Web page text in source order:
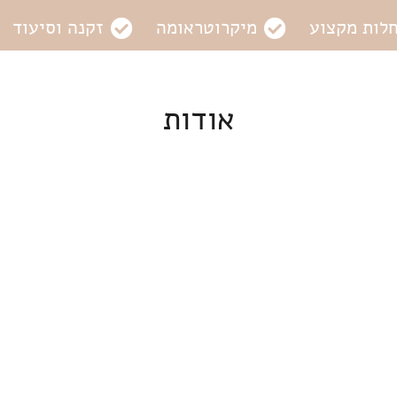
מקצוע מיקרוטראומה זקנה וסיעוד
אודות